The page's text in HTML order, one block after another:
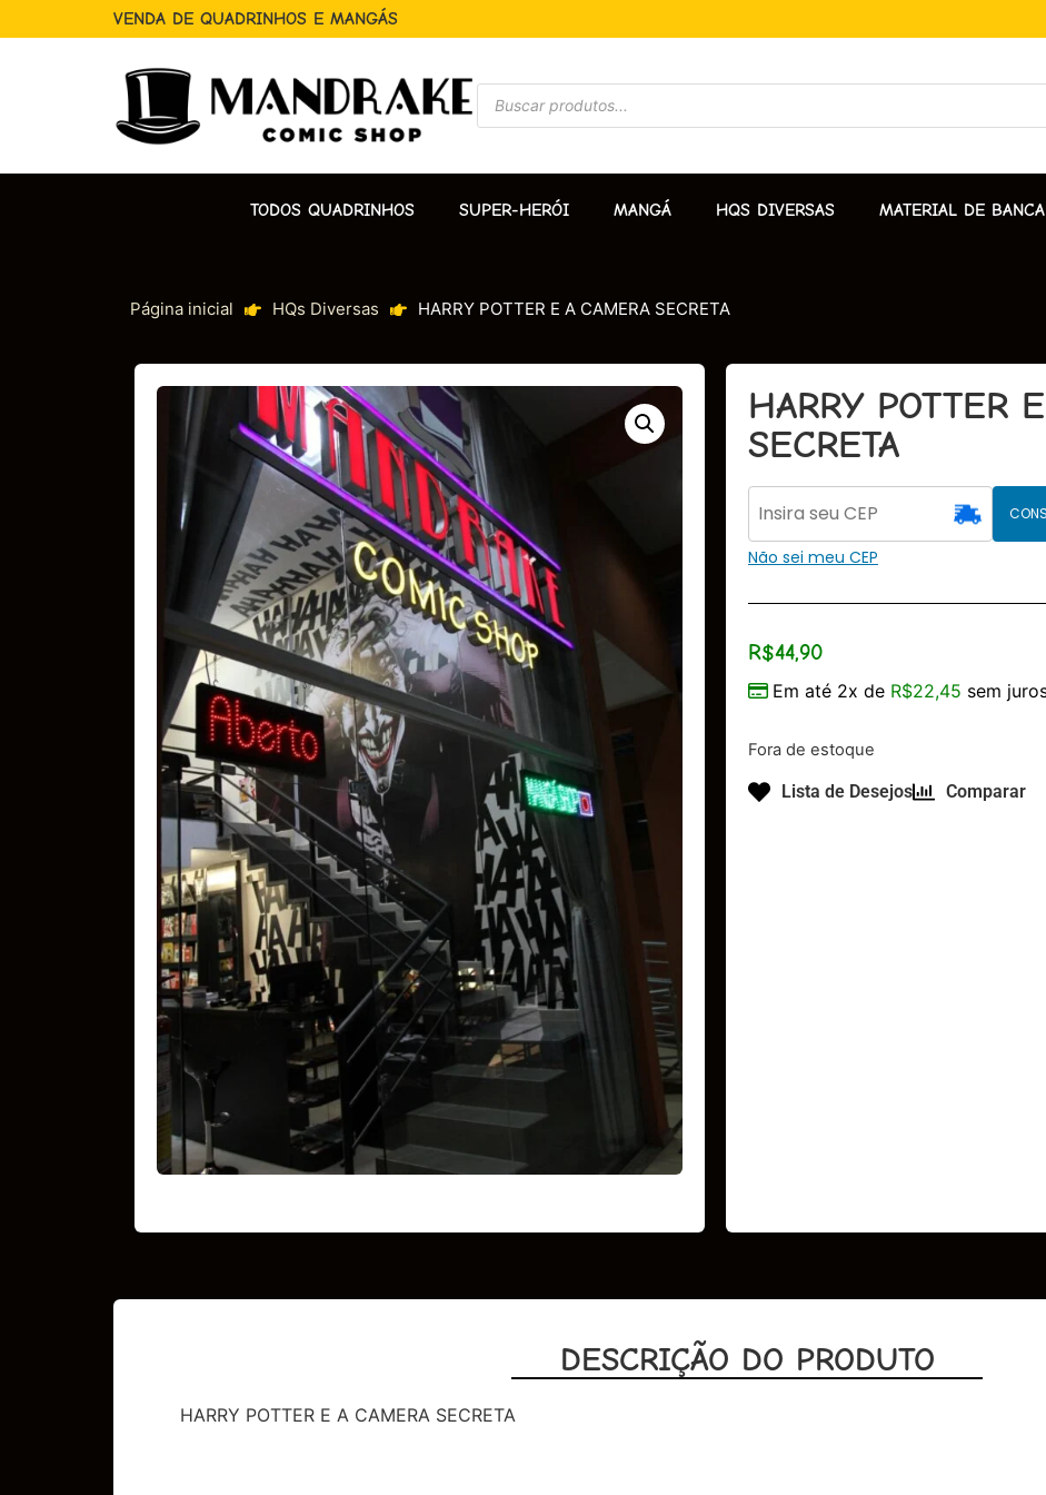
VENDA DE QUADRINHOS E MANGÁS
TODOS QUADRINHOS SUPER-HERÓI MANGÁ HQS DIVERSAS MATERIAL DE BANCA
Página inicial HQs Diversas HARRY POTTER E A CAMERA SECRETA
HARRY POTTER
SECRETA
Não sei meu CEP
R$44,90
Em até 2x de R$22,45 sem
Fora de estoque
Lista de Desejos Comparar
DESCRIÇÃO DO PRODUTO
HARRY POTTER E A CAMERA SECRETA